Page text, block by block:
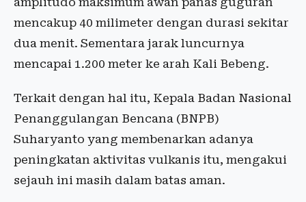
mencakup 40 milimeter dengan durasi sekitar
dua menit. Sementara jarak luncurnya
mencapai 1.200 meter ke arah Kali Bebeng.
Terkait dengan hal itu, Kepala Badan Nasional
Penanggulangan Bencana (BNPB)
Suharyanto yang membenarkan adanya
peningkatan aktivitas vulkanis itu, mengakui
sejauh ini masih dalam batas aman.